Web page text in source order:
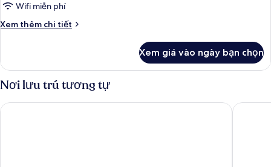
Wifi miễn phí
Xem thêm chi tiết
Chi
Phòng
Xem giá vào ngày bạn chọn
Nơi lưu trú tương tự
Albani Hotel Roma